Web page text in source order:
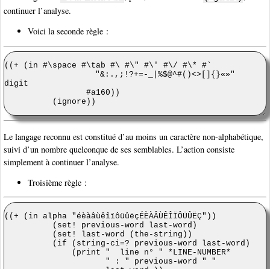
continuer l’analyse.
Voici la seconde règle :
Le langage reconnu est constitué d’au moins un caractère non-alphabétique,
suivi d’un nombre quelconque de ses semblables. L’action consiste
simplement à continuer l’analyse.
Troisième règle :